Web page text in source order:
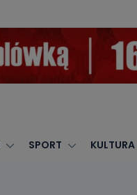
SPORT KULTURA